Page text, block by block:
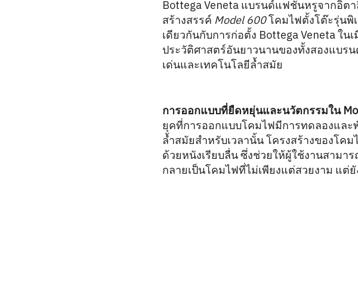
Bottega Veneta แบรนด์แฟชั่นหรูจากอิต
สร้างสรรค์ Model 600โคมไฟตั้งโต๊ะรุ่นพิ
เดียวกันกับการก่อตั้ง Bottega Veneta ใ
ประวัติศาสตร์อันยาวนานของทั้งสองแบร
เด่นและเทคโนโลยีล้ำสมัย
การออกแบบที่ยืดหยุ่นและนวัตกรรมใน
ยุคที่การออกแบบโคมไฟมีการทดลองแล
ล้ำสมัยสำหรับเวลานั้น โครงสร้างของโ
ด้วยหนังเรียบลื่น ซึ่งช่วยให้ผู้ใช้งานสามา
กลายเป็นโคมไฟที่ไม่เพียงแต่สวยงาม แต่